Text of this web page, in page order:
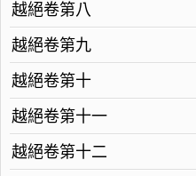
越絕卷第八
越絕卷第九
越絕卷第十
越絕卷第十一
越絕卷第十二